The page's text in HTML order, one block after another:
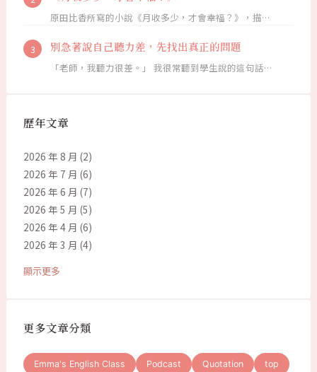
原田比香所寫的小說《月收多少，才會幸福？》，描…
別急著說自己聽力差，先找出真正的問題
「老師，我聽力很差。」 我很常聽到學生說的這句話…
歷年文章
2026 年 8 月 (2)
2026 年 7 月 (6)
2026 年 6 月 (7)
2026 年 5 月 (5)
2026 年 4 月 (6)
2026 年 3 月 (4)
顯示更多
更多文章分類
Emma's English Class Podcast Quotation top